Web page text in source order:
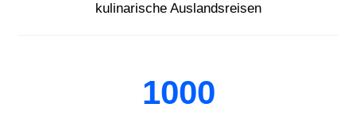
kulinarische Auslandsreisen
1000